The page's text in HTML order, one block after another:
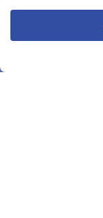
© VBL 2026